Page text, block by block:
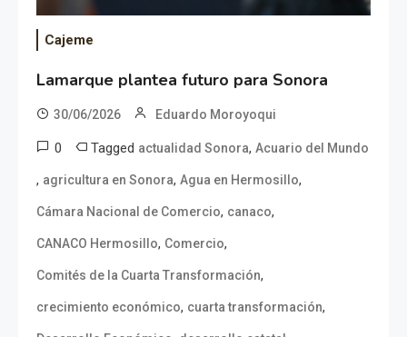
Cajeme
Lamarque plantea futuro para Sonora
30/06/2026 Eduardo Moroyoqui
0 Tagged actualidad Sonora, Acuario del Mundo
, agricultura en Sonora, Agua en Hermosillo,
Cámara Nacional de Comercio, canaco,
CANACO Hermosillo, Comercio,
Comités de la Cuarta Transformación,
crecimiento económico, cuarta transformación,